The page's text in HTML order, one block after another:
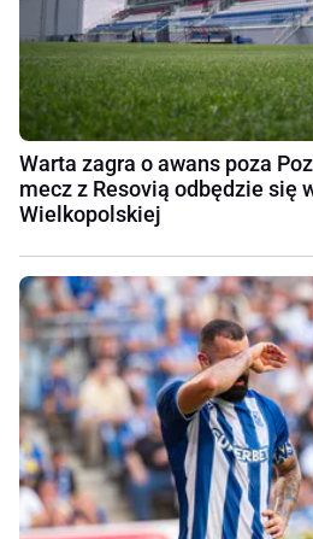
Warta zagra o awans poza
mecz z Resovią odbędzie się
Wielkopolskiej